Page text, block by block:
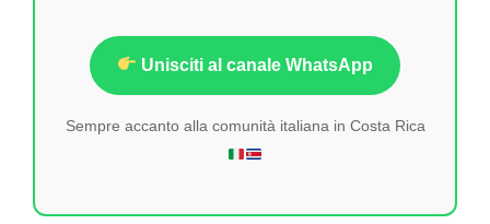
Unisciti al canale WhatsApp
Sempre accanto alla comunità italiana in Costa Rica